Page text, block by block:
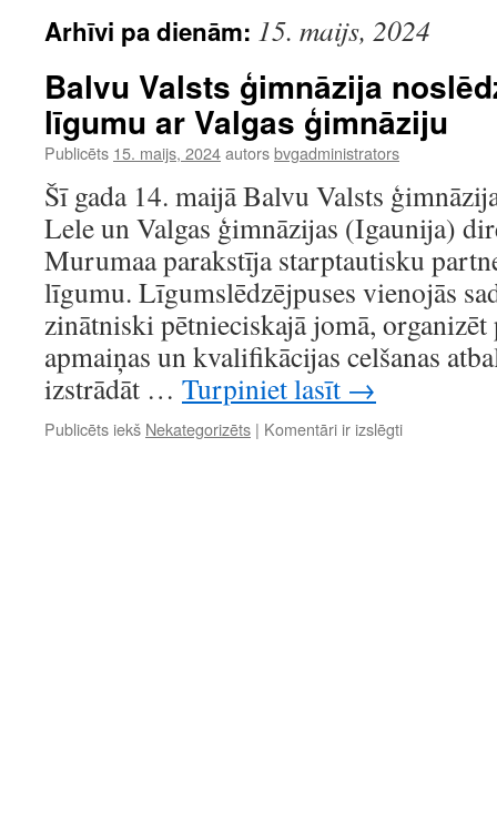
Arhīvi pa dienām: 15. maijs, 2024
Balvu Valsts ģimnāzija
līgumu ar Valgas ģimnāziju
Publicēts 15. maijs, 2024autorsbvgadministrators
Šī gada 14. maijā Balvu Valsts
Lele un Valgas ģimnāzijas (Igaunija)
Murumaa parakstīja starptautisku
līgumu. Līgumslēdzējpuses vienojās
zinātniski pētnieciskajā jomā, organizēt
apmaiņas un kvalifikācijas celšanas
izstrādāt … Turpiniet lasīt →
Publicēts iekš Nekategorizēts | Komentāri ir izslēgtiBalvu